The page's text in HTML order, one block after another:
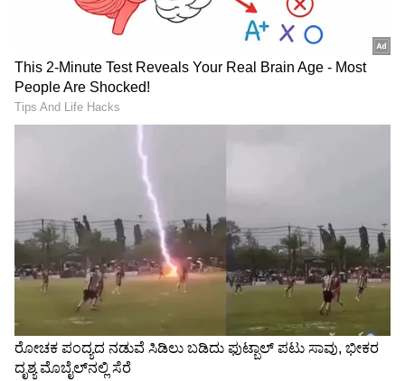
ಯೋಗೇಶ್ ಗೌಡ ಕೊಲೆ ಪ್ರಕರಣ:
ಬೇಲ್ ಸಿಕ್ಕ ಜೋಶ್, ಧಾರವಾಡದ
ಗಡಿ ದಾಟಲು ವಿನಯ್ ಕುಲಕರ್ಣಿ
'ರೇಣುಕಾಸ್ವಾಮಿ ಕೇಸ್‌ ಬಗ್ಗೆ ಎಲ್ಲಾ
ಸತ್ಯ ಹೇಳ್ತಿನಿ' ದರ್ಶನ್ ಆಪ್ತ
ಸ್ನೇಹಿತ 14ನೇ ಆರೋಪಿ
ನ್ಯಾಯಾಲಯದಲ್ಲಿ ಅರ್ಜಿ!
ರಾಜ್ಯದ 20%, ಬೆಂಗ್ಳೂರಿನ 48%
ಮತದಾರರ ಹೆಸರು ಡಿಲೀಟ್‌! 1.10
ಕೋಟಿ ಹೆಸರು ಡಿಲೀಟ್
LATEST VIDEOS